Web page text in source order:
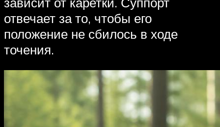
отвечает за то, чтобы его
положение не сбилось в ходе
точения.